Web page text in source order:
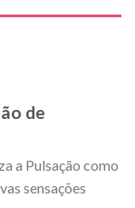
de
a Pulsação como
sensações